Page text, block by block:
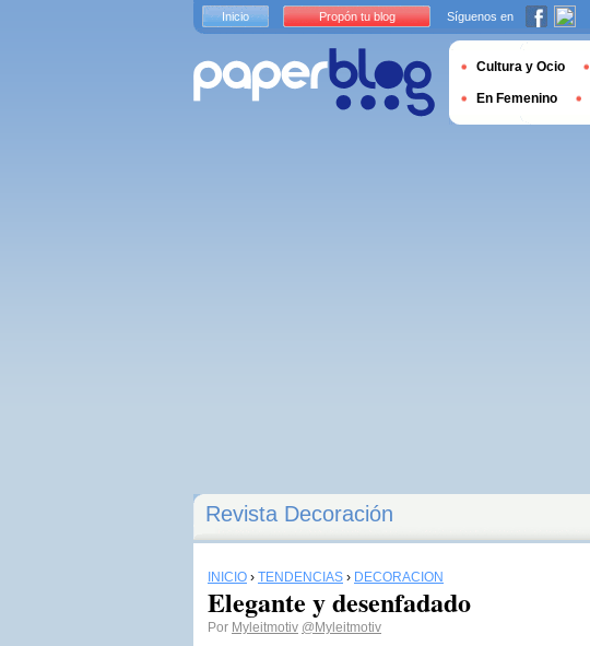
Revista Decoración
INICIO › TENDENCIAS › DECORACIÓN
Elegante y desenfadado
Por Myleitmotiv @Myleitmotiv
Inicio Propón tu blog Síguenos en
Cultura y Ocio
En Femenino